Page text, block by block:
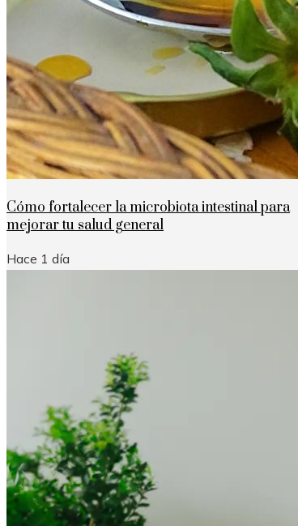
Cómo fortalecer la microbiota intestinal para
mejorar tu salud general
Hace 1 día